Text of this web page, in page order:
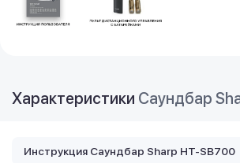
Характеристики Саундбар
Инструкция Саундбар Sharp HT-SB700